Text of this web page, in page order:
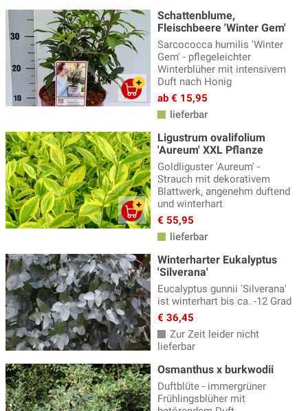
Schattenblume,
Fleischbeere 'Winter Gem'
Sarcococca humilis 'Winter
Gem' - pflegeleichter
Winterblüher mit intensivem
Duft nach Honig
ab € 15,95
lieferbar
Ligustrum ovalifolium
'Aureum' XXL Pflanze
Goldliguster 'Aureum' -
Strauch mit dekorativem
Blattwerk, angenehm duftend
und winterhart
€ 55,95
lieferbar
Winterharter Eukalyptus
'Silverana'
Eucalyptus gunnii 'Silverana'
ist winterhart bis ca. -12 Grad
€ 36,45
Zur Zeit leider nicht
lieferbar
Osmanthus x burkwodii
Duftblüte - immergrüner
Frühlingsblüher mit